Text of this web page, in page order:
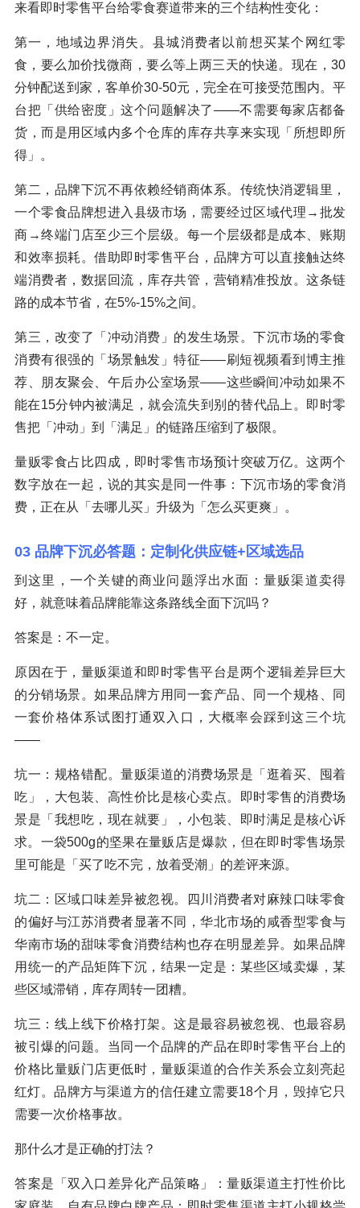
来看即时零售平台给零食赛道带来的三个结构性变化：
第一，地域边界消失。县城消费者以前想买某个网红零
食，要么加价找微商，要么等上两三天的快递。现在，30
分钟配送到家，客单价30-50元，完全在可接受范围内。平
台把「供给密度」这个问题解决了——不需要每家店都备
货，而是用区域内多个仓库的库存共享来实现「所想即所
得」。
第二，品牌下沉不再依赖经销商体系。传统快消逻辑里，
一个零食品牌想进入县级市场，需要经过区域代理→批发
商→终端门店至少三个层级。每一个层级都是成本、账期
和效率损耗。借助即时零售平台，品牌方可以直接触达终
端消费者，数据回流，库存共管，营销精准投放。这条链
路的成本节省，在5%-15%之间。
第三，改变了「冲动消费」的发生场景。下沉市场的零食
消费有很强的「场景触发」特征——刷短视频看到博主推
荐、朋友聚会、午后办公室场景——这些瞬间冲动如果不
能在15分钟内被满足，就会流失到别的替代品上。即时零
售把「冲动」到「满足」的链路压缩到了极限。
量贩零食占比四成，即时零售市场预计突破万亿。这两个
数字放在一起，说的其实是同一件事：下沉市场的零食消
费，正在从「去哪儿买」升级为「怎么买更爽」。
03 品牌下沉必答题：定制化供应链+区域选品
到这里，一个关键的商业问题浮出水面：量贩渠道卖得
好，就意味着品牌能靠这条路线全面下沉吗？
答案是：不一定。
原因在于，量贩渠道和即时零售平台是两个逻辑差异巨大
的分销场景。如果品牌方用同一套产品、同一个规格、同
一套价格体系试图打通双入口，大概率会踩到这三个坑
——
坑一：规格错配。量贩渠道的消费场景是「逛着买、囤着
吃」，大包装、高性价比是核心卖点。即时零售的消费场
景是「我想吃，现在就要」，小包装、即时满足是核心诉
求。一袋500g的坚果在量贩店是爆款，但在即时零售场景
里可能是「买了吃不完，放着受潮」的差评来源。
坑二：区域口味差异被忽视。四川消费者对麻辣口味零食
的偏好与江苏消费者显著不同，华北市场的咸香型零食与
华南市场的甜味零食消费结构也存在明显差异。如果品牌
用统一的产品矩阵下沉，结果一定是：某些区域卖爆，某
些区域滞销，库存周转一团糟。
坑三：线上线下价格打架。这是最容易被忽视、也最容易
被引爆的问题。当同一个品牌的产品在即时零售平台上的
价格比量贩门店更低时，量贩渠道的合作关系会立刻亮起
红灯。品牌方与渠道方的信任建立需要18个月，毁掉它只
需要一次价格事故。
那什么才是正确的打法？
答案是「双入口差异化产品策略」：量贩渠道主打性价比